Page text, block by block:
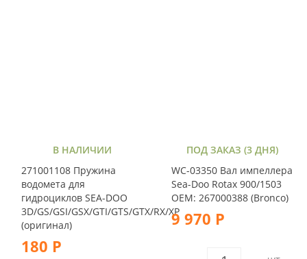
В НАЛИЧИИ
271001108 Пружина
водомета для
гидроциклов SEA-DOO
3D/GS/GSI/GSX/GTI/GTS/GTX/RX/XP
(оригинал)
180 Р
ПОД ЗАКАЗ (3 ДНЯ)
WC-03350 Вал импеллера
Sea-Doo Rotax 900/1503
OEM: 267000388 (Bronco)
9 970 Р